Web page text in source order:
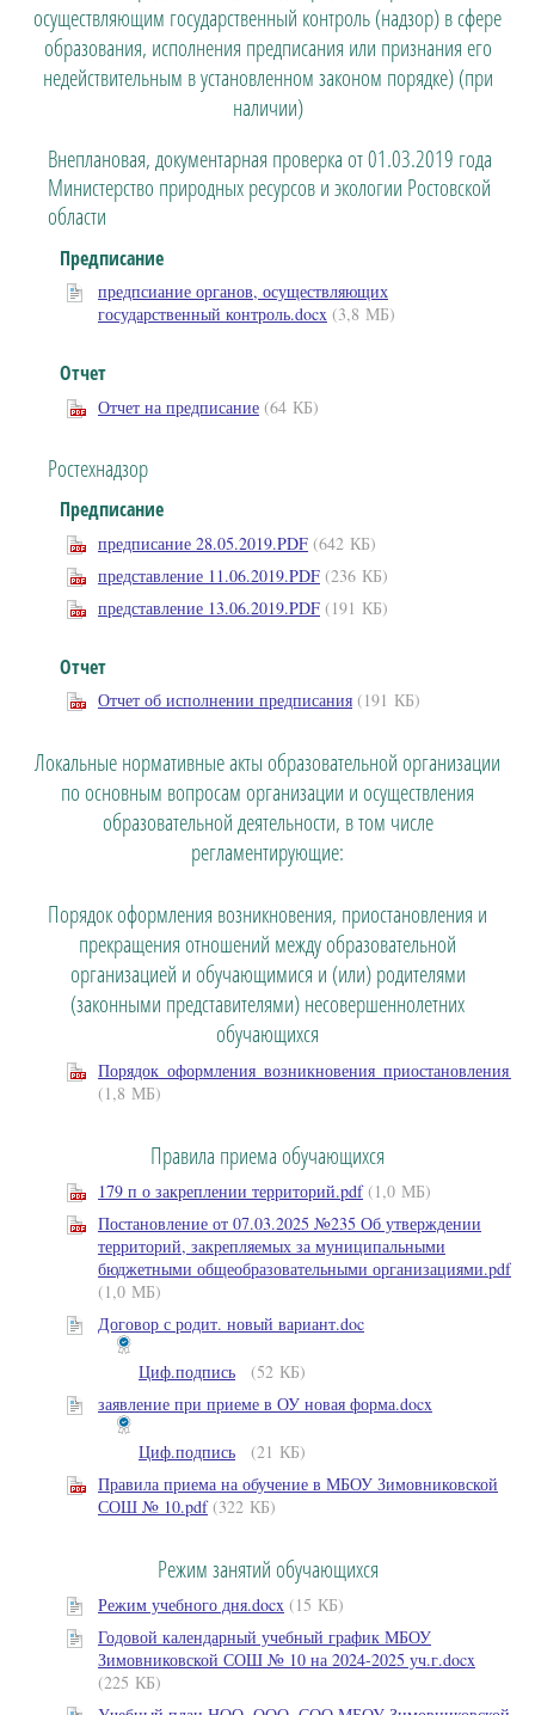
осуществляющим государственный контроль (надзор) в сфере
образования, исполнения предписания или признания его
недействительным в установленном законом порядке) (при
наличии)
Внеплановая, документарная проверка от 01.03.2019 года
Министерство природных ресурсов и экологии Ростовской
области
Предписание
предпсиание органов, осуществляющих
государственный контроль.docx (3,8 МБ)
Отчет
Отчет на предписание (64 КБ)
Ростехнадзор
Предписание
предписание 28.05.2019.PDF (642 КБ)
представление 11.06.2019.PDF (236 КБ)
представление 13.06.2019.PDF (191 КБ)
Отчет
Отчет об исполнении предписания (191 КБ)
Локальные нормативные акты образовательной организации
по основным вопросам организации и осуществления
образовательной деятельности, в том числе
регламентирующие:
Порядок оформления возникновения, приостановления и
прекращения отношений между образовательной
организацией и обучающимися и (или) родителями
(законными представителями) несовершеннолетних
обучающихся
(1,8 МБ)
Правила приема обучающихся
179 п о закреплении территорий.pdf (1,0 МБ)
Постановление от 07.03.2025 №235 Об утверждении
территорий, закрепляемых за муниципальными
бюджетными общеобразовательными организациями.pdf
(1,0 МБ)
Договор с родит. новый вариант.doc
Циф.подпись
(52 КБ)
заявление при приеме в ОУ новая форма.docx
Циф.подпись
(21 КБ)
Правила приема на обучение в МБОУ Зимовниковской
СОШ № 10.pdf (322 КБ)
Режим занятий обучающихся
Режим учебного дня.docx (15 КБ)
Годовой календарный учебный график МБОУ
Зимовниковской СОШ № 10 на 2024-2025 уч.г.docx
(225 КБ)